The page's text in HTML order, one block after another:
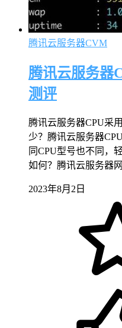
腾讯云服务器CVM
腾讯云服务器
测评
腾讯云服务器CPU采
少？腾讯云服务器
同CPU型号也不同，
如何？腾讯云服务器
2023年8月2日